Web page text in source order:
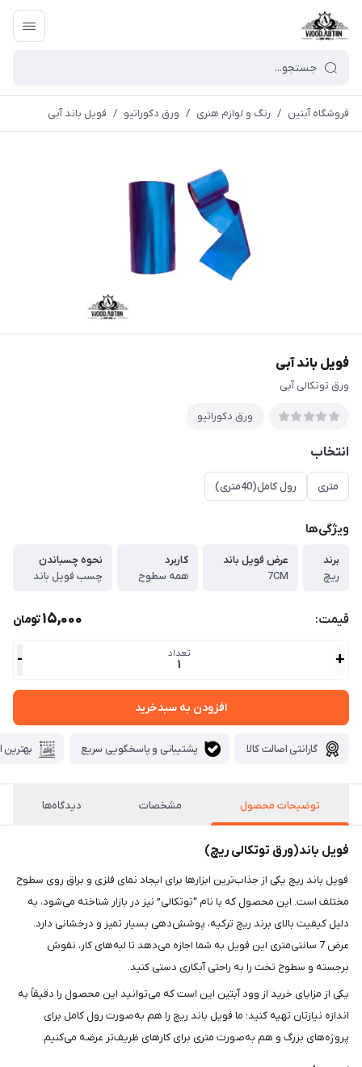
فروشگاه آبتین / رنگ و لوازم هنری / ورق دكوراتيو / فویل باند آبی
فویل باند آبی
ورق توتکالی آبی
ورق دكوراتيو
انتخاب
متری رول کامل(40متری)
ویژگی‌ها
برند
ریچ
عرض فویل باند
7CM
کاربرد
همه سطوح
نحوه چسباندن
چسب فویل باند
قیمت: 15,000تومان
+ تعداد
1
-
افزودن به سبدخرید
گارانتی اصالت کالا پشتیبانی و پاسخگویی سریع بهترین
توضیحات محصول مشخصات دیدگاه‌ها
فویل باند(ورق توتکالی ریچ)
فویل باند ریچ یکی از جذاب‌ترین ابزارها برای ایجاد نمای فلزی و براق روی سطوح
مختلف است. این محصول که با نام “توتکالی” نیز در بازار شناخته می‌شود، به
دلیل کیفیت بالای برند ریچ ترکیه، پوشش‌دهی بسیار تمیز و درخشانی دارد.
عرض 7 سانتی‌متری این فویل به شما اجازه می‌دهد تا لبه‌های کار، نقوش
برجسته و سطوح تخت را به راحتی آبکاری دستی کنید.
یکی از مزایای خرید از وود آبتین این است که می‌توانید این محصول را دقیقاً به
اندازه نیازتان تهیه کنید؛ ما فویل باند ریچ را هم به‌صورت رول کامل برای
پروژه‌های بزرگ و هم به‌صورت متری برای کارهای ظریف‌تر عرضه می‌کنیم.